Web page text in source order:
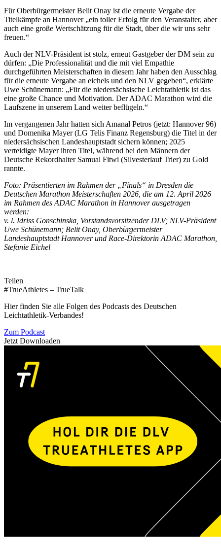
Für Oberbürgermeister Belit Onay ist die erneute Vergabe der
Titelkämpfe an Hannover „ein toller Erfolg für den Veranstalter, aber
auch eine große Wertschätzung für die Stadt, über die wir uns sehr
freuen.“
Auch der NLV-Präsident ist stolz, erneut Gastgeber der DM sein zu
dürfen: „Die Professionalität und die mit viel Empathie
durchgeführten Meisterschaften in diesem Jahr haben den Ausschlag
für die erneute Vergabe an eichels und den NLV gegeben“, erklärte
Uwe Schünemann: „Für die niedersächsische Leichtathletik ist das
eine große Chance und Motivation. Der ADAC Marathon wird die
Laufszene in unserem Land weiter beflügeln.“
Im vergangenen Jahr hatten sich Amanal Petros (jetzt: Hannover 96)
und Domenika Mayer (LG Telis Finanz Regensburg) die Titel in der
niedersächsischen Landeshauptstadt sichern können; 2025
verteidigte Mayer ihren Titel, während bei den Männern der
Deutsche Rekordhalter Samual Fitwi (Silvesterlauf Trier) zu Gold
rannte.
Foto: Präsentierten im Rahmen der „Finals“ in Dresden die
Deutschen Marathon Meisterschaften 2026, die am 12. April 2026
im Rahmen des ADAC Marathon in Hannover ausgetragen
werden:
v. l. Idriss Gonschinska, Vorstandsvorsitzender DLV; NLV-Präsident
Uwe Schünemann; Belit Onay, Oberbürgermeister
Landeshauptstadt Hannover und Race-Direktorin ADAC Marathon,
Stefanie Eichel
Teilen
#TrueAthletes – TrueTalk
Hier finden Sie alle Folgen des Podcasts des Deutschen
Leichtathletik-Verbandes!
Zum Podcast
Jetzt Downloaden